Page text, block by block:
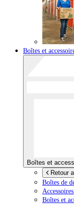
Boîtes et
Boîtes et
Retour
Boîtes de
Boîtes et